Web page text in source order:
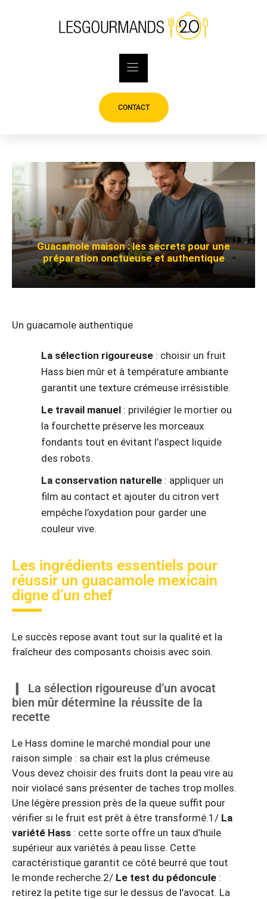
CONTACT
Guacamole maison : les secrets pour une
préparation onctueuse et authentique
Un guacamole authentique
La sélection rigoureuse : choisir un fruit
Hass bien mûr et à température ambiante
garantit une texture crémeuse irrésistible.
Le travail manuel : privilégier le mortier ou
la fourchette préserve les morceaux
fondants tout en évitant l’aspect liquide
des robots.
La conservation naturelle : appliquer un
film au contact et ajouter du citron vert
empêche l’oxydation pour garder une
couleur vive.
Les ingrédients essentiels pour
réussir un guacamole mexicain
digne d’un chef
Le succès repose avant tout sur la qualité et la
fraîcheur des composants choisis avec soin.
La sélection rigoureuse d’un avocat
bien mûr détermine la réussite de la
recette
Le Hass domine le marché mondial pour une
raison simple : sa chair est la plus crémeuse.
Vous devez choisir des fruits dont la peau vire au
noir violacé sans présenter de taches trop molles.
Une légère pression près de la queue suffit pour
vérifier si le fruit est prêt à être transformé.1/ La
variété Hass : cette sorte offre un taux d’huile
supérieur aux variétés à peau lisse. Cette
caractéristique garantit ce côté beurré que tout
le monde recherche.2/ Le test du pédoncule :
retirez la petite tige sur le dessus de l’avocat. La